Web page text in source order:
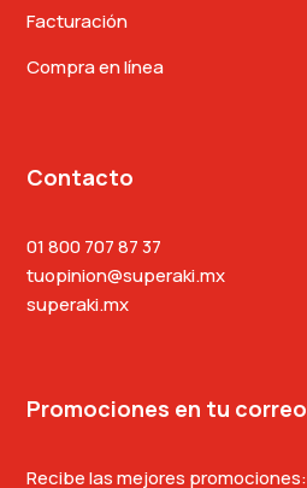
Facturación
Compra en línea
Contacto
01 800 707 87 37
tuopinion@superaki.mx
superaki.mx
Promociones en tu correo
Recibe las mejores promociones: